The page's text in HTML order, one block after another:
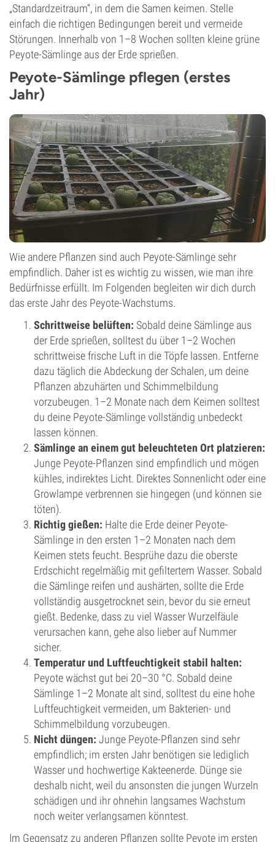
„Standardzeitraum“, in dem die Samen keimen. Stelle
einfach die richtigen Bedingungen bereit und vermeide
Störungen. Innerhalb von 1–8 Wochen sollten kleine grüne
Peyote-Sämlinge aus der Erde sprießen.
Peyote-Sämlinge pflegen (erstes
Jahr)
Wie andere Pflanzen sind auch Peyote-Sämlinge sehr
empfindlich. Daher ist es wichtig zu wissen, wie man ihre
Bedürfnisse erfüllt. Im Folgenden begleiten wir dich durch
das erste Jahr des Peyote-Wachstums.
Schrittweise belüften: Sobald deine Sämlinge aus
der Erde sprießen, solltest du über 1–2 Wochen
schrittweise frische Luft in die Töpfe lassen. Entferne
dazu täglich die Abdeckung der Schalen, um deine
Pflanzen abzuhärten und Schimmelbildung
vorzubeugen. 1–2 Monate nach dem Keimen solltest
du deine Peyote-Sämlinge vollständig unbedeckt
lassen können.
Sämlinge an einem gut beleuchteten Ort platzieren:
Junge Peyote-Pflanzen sind empfindlich und mögen
kühles, indirektes Licht. Direktes Sonnenlicht oder eine
Growlampe verbrennen sie hingegen (und können sie
töten).
Richtig gießen: Halte die Erde deiner Peyote-
Sämlinge in den ersten 1–2 Monaten nach dem
Keimen stets feucht. Besprühe dazu die oberste
Erdschicht regelmäßig mit gefiltertem Wasser. Sobald
die Sämlinge reifen und aushärten, sollte die Erde
vollständig ausgetrocknet sein, bevor du sie erneut
gießt. Bedenke, dass zu viel Wasser Wurzelfäule
verursachen kann, gehe also lieber auf Nummer
sicher.
Temperatur und Luftfeuchtigkeit stabil halten:
Peyote wächst gut bei 20–30 °C. Sobald deine
Sämlinge 1–2 Monate alt sind, solltest du eine hohe
Luftfeuchtigkeit vermeiden, um Bakterien- und
Schimmelbildung vorzubeugen.
Nicht düngen: Junge Peyote-Pflanzen sind sehr
empfindlich; im ersten Jahr benötigen sie lediglich
Wasser und hochwertige Kakteenerde. Dünge sie
deshalb nicht, weil du ansonsten die jungen Wurzeln
schädigen und ihr ohnehin langsames Wachstum
noch weiter verlangsamen könntest.
Im Gegensatz zu anderen Pflanzen sollte Peyote im ersten